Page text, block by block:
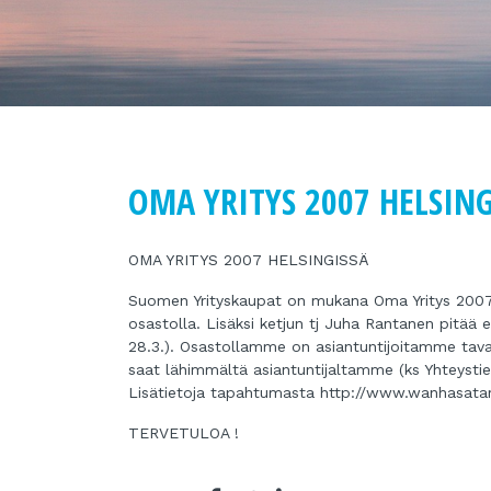
OMA YRITYS 2007
OMA YRITYS 2007 HELSINGISSÄ
Suomen Yrityskaupat on mukana Oma Yritys
osastolla. Lisäksi ketjun tj Juha Rantanen pitää
28.3.). Osastollamme on asiantuntijoitamme
saat lähimmältä asiantuntijaltamme (ks
Lisätietoja tapahtumasta http://
TERVETULOA !